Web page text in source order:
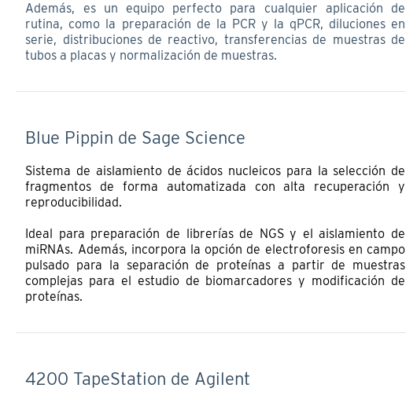
Además, es un equipo perfecto para cualquier aplicación de
rutina, como la preparación de la PCR y la qPCR, diluciones en
serie, distribuciones de reactivo, transferencias de muestras de
tubos a placas y normalización de muestras.
Blue Pippin de Sage Science
Sistema de aislamiento de ácidos nucleicos para la selección de
fragmentos de forma automatizada con alta recuperación y
reproducibilidad.
Ideal para preparación de librerías de NGS y el aislamiento de
miRNAs. Además, incorpora la opción de electroforesis en campo
pulsado para la separación de proteínas a partir de muestras
complejas para el estudio de biomarcadores y modificación de
proteínas.
4200 TapeStation de Agilent